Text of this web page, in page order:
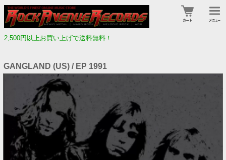
2,500円以上お買い上げで送料無料！
GANGLAND (US) / EP 1991